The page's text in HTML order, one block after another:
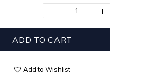
ADD TO CART
Add to Wishlist